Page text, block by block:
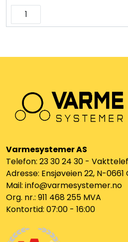
Varmesystemer AS
Telefon: 23 30 24 30 -
Adresse: Ensjøveien 22, N-0661
Mail: info@varmesystemer.no
Org. nr.: 911 468 255 MVA
Kontortid: 07:00 - 16:00